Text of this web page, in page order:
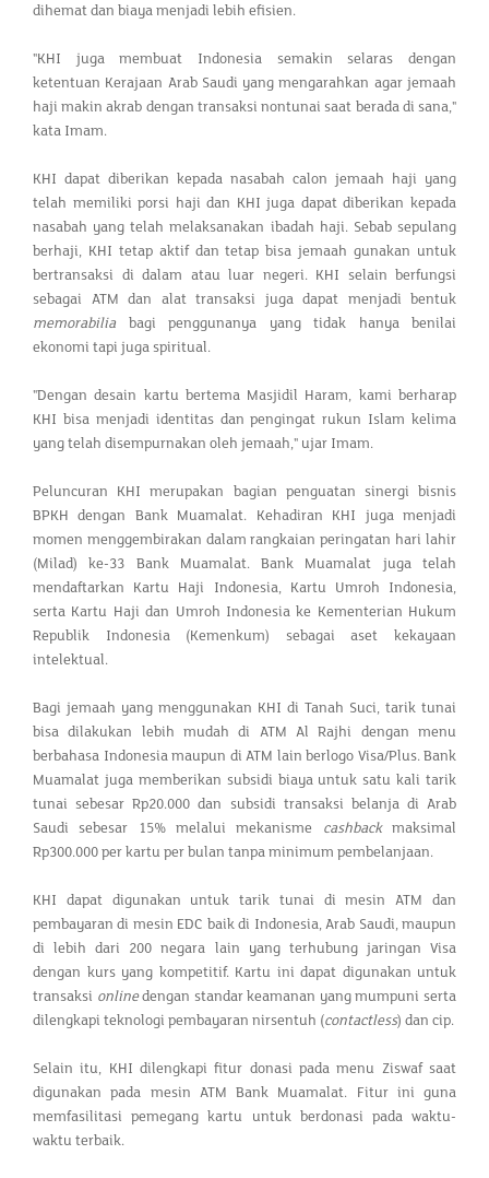
dihemat dan biaya menjadi lebih efisien.
"KHI juga membuat Indonesia semakin selaras dengan
ketentuan Kerajaan Arab Saudi yang mengarahkan agar jemaah
haji makin akrab dengan transaksi nontunai saat berada di sana,"
kata Imam.
KHI dapat diberikan kepada nasabah calon jemaah haji yang
telah memiliki porsi haji dan KHI juga dapat diberikan kepada
nasabah yang telah melaksanakan ibadah haji. Sebab sepulang
berhaji, KHI tetap aktif dan tetap bisa jemaah gunakan untuk
bertransaksi di dalam atau luar negeri. KHI selain berfungsi
sebagai ATM dan alat transaksi juga dapat menjadi bentuk
memorabilia bagi penggunanya yang tidak hanya benilai
ekonomi tapi juga spiritual.
"Dengan desain kartu bertema Masjidil Haram, kami berharap
KHI bisa menjadi identitas dan pengingat rukun Islam kelima
yang telah disempurnakan oleh jemaah," ujar Imam.
Peluncuran KHI merupakan bagian penguatan sinergi bisnis
BPKH dengan Bank Muamalat. Kehadiran KHI juga menjadi
momen menggembirakan dalam rangkaian peringatan hari lahir
(Milad) ke-33 Bank Muamalat. Bank Muamalat juga telah
mendaftarkan Kartu Haji Indonesia, Kartu Umroh Indonesia,
serta Kartu Haji dan Umroh Indonesia ke Kementerian Hukum
Republik Indonesia (Kemenkum) sebagai aset kekayaan
intelektual.
Bagi jemaah yang menggunakan KHI di Tanah Suci, tarik tunai
bisa dilakukan lebih mudah di ATM Al Rajhi dengan menu
berbahasa Indonesia maupun di ATM lain berlogo Visa/Plus. Bank
Muamalat juga memberikan subsidi biaya untuk satu kali tarik
tunai sebesar Rp20.000 dan subsidi transaksi belanja di Arab
Saudi sebesar 15% melalui mekanisme cashbackmaksimal
Rp300.000 per kartu per bulan tanpa minimum pembelanjaan.
KHI dapat digunakan untuk tarik tunai di mesin ATM dan
pembayaran di mesin EDC baik di Indonesia, Arab Saudi, maupun
di lebih dari 200 negara lain yang terhubung jaringan Visa
dengan kurs yang kompetitif. Kartu ini dapat digunakan untuk
transaksi onlinedengan standar keamanan yang mumpuni serta
dilengkapi teknologi pembayaran nirsentuh (contactless) dan cip.
Selain itu, KHI dilengkapi fitur donasi pada menu Ziswaf saat
digunakan pada mesin ATM Bank Muamalat. Fitur ini guna
memfasilitasi pemegang kartu untuk berdonasi pada waktu-
waktu terbaik.